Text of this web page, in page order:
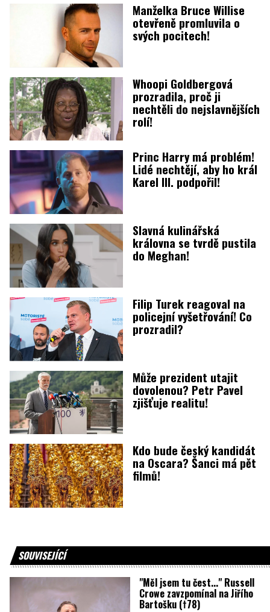
Manželka Bruce Willise
otevřeně promluvila o
svých pocitech!
Whoopi Goldbergová
prozradila, proč ji
nechtěli do nejslavnějších
rolí!
Princ Harry má problém!
Lidé nechtějí, aby ho král
Karel III. podpořil!
Slavná kulinářská
královna se tvrdě pustila
do Meghan!
Filip Turek reagoval na
policejní vyšetřování! Co
prozradil?
Může prezident utajit
dovolenou? Petr Pavel
zjišťuje realitu!
Kdo bude český kandidát
na Oscara? Šanci má pět
filmů!
SOUVISEJÍCÍ
"Měl jsem tu čest..." Russell
Crowe zavzpomínal na Jiřího
Bartošku (†78)